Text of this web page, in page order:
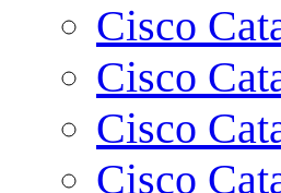
Cisco
Cisco
Cisco
Cisco